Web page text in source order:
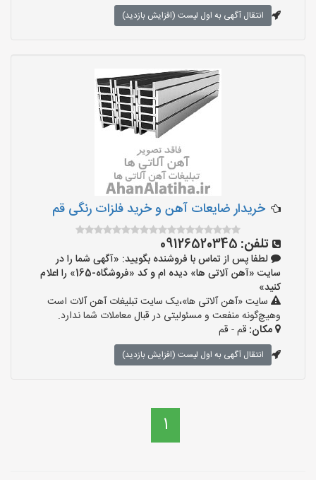
انتقال آگهی به اول لیست (افزایش بازدید)
خریدار ضایعات آهن و خرید فلزات رنگی قم
تلفن: 09126520345
لطفا پس از تماس با فروشنده بگویید: «آگهی شما را در
سایت «آهن آلاتی ها» دیده ام و کد «فروشگاه-165» را اعلام
کنید»
سایت «آهن آلاتی ها»،یک سایت تبلیغات آهن آلات است
وهیچ‌گونه منفعت و مسئولیتی در قبال معاملات شما ندارد.
مکان: قم - قم
انتقال آگهی به اول لیست (افزایش بازدید)
1